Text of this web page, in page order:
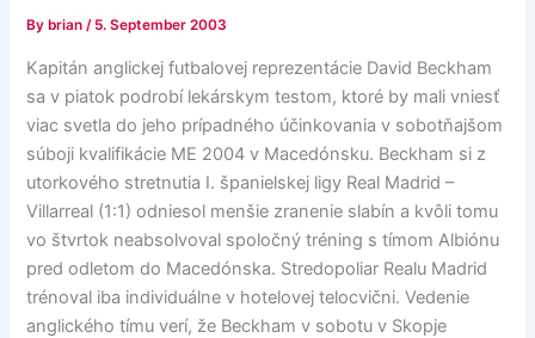
By brian/ 5. September 2003
Kapitán anglickej futbalovej reprezentácie David Beckham
sa v piatok podrobí lekárskym testom, ktoré by mali vniesť
viac svetla do jeho prípadného účinkovania v sobotňajšom
súboji kvalifikácie ME 2004 v Macedónsku. Beckham si z
utorkového stretnutia I. španielskej ligy Real Madrid –
Villarreal (1:1) odniesol menšie zranenie slabín a kvôli tomu
vo štvrtok neabsolvoval spoločný tréning s tímom Albiónu
pred odletom do Macedónska. Stredopoliar Realu Madrid
trénoval iba individuálne v hotelovej telocvični. Vedenie
anglického tímu verí, že Beckham v sobotu v Skopje